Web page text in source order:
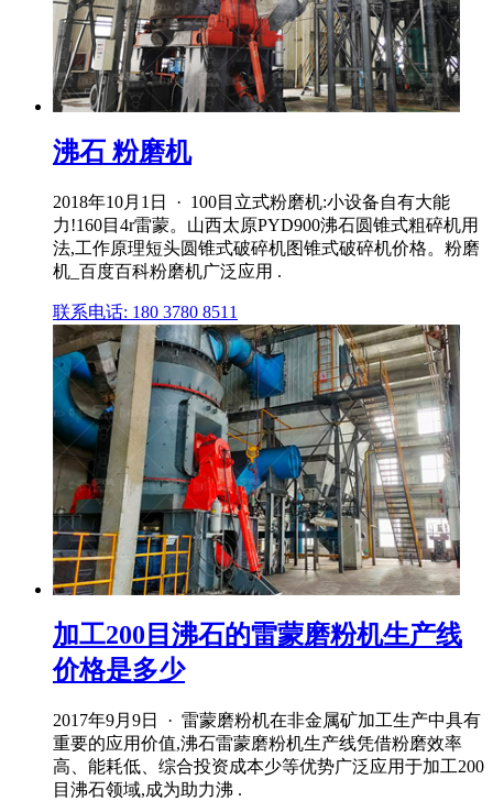
沸石 粉磨机
2018年10月1日 · 100目立式粉磨机:小设备自有大能
力!160目4r雷蒙。山西太原PYD900沸石圆锥式粗碎机用
法,工作原理短头圆锥式破碎机图锥式破碎机价格。粉磨
机_百度百科粉磨机广泛应用 .
联系电话: 180 3780 8511
加工200目沸石的雷蒙磨粉机生产线
价格是多少
2017年9月9日 · 雷蒙磨粉机在非金属矿加工生产中具有
重要的应用价值,沸石雷蒙磨粉机生产线凭借粉磨效率
高、能耗低、综合投资成本少等优势广泛应用于加工200
目沸石领域,成为助力沸 .